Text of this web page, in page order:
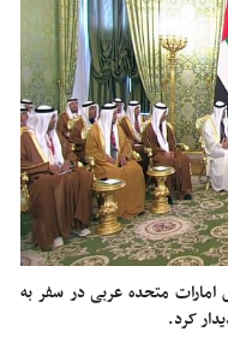
امارات متحده عربی در سفر به
کرد.